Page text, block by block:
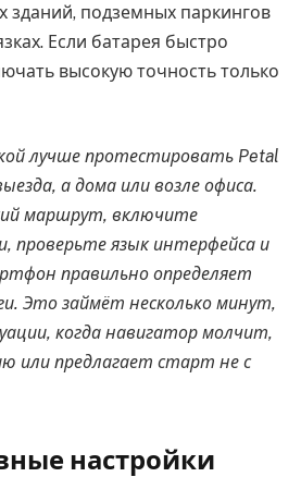
зданий, подземных паркингов
Если батарея быстро
высокую точность только
лучше протестировать Petal
а дома или возле офиса.
маршрут, включите
проверьте язык интерфейса и
правильно определяет
Это займёт несколько минут,
когда навигатор молчит,
или предлагает старт не с
настройки